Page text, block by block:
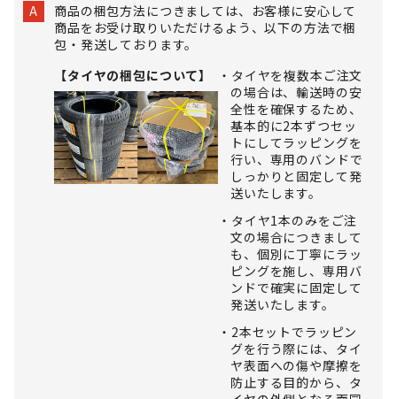
A
商品の梱包方法につきましては、お客様に安心して
商品をお受け取りいただけるよう、以下の方法で梱
包・発送しております。
【タイヤの梱包について】
タイヤを複数本ご注文
の場合は、輸送時の安
全性を確保するため、
基本的に2本ずつセッ
トにしてラッピングを
行い、専用のバンドで
しっかりと固定して発
送いたします。
タイヤ1本のみをご注
文の場合につきまして
も、個別に丁寧にラッ
ピングを施し、専用バ
ンドで確実に固定して
発送いたします。
2本セットでラッピン
グを行う際には、タイ
ヤ表面への傷や摩擦を
防止する目的から、タ